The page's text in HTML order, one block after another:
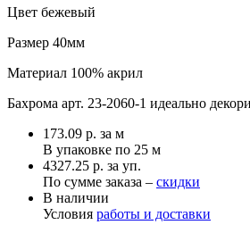
Цвет бежевый
Размер 40мм
Материал 100% акрил
Бахрома арт. 23-2060-1 идеально
173.09 р. за м
В упаковке по 25 м
4327.25 р. за уп.
По сумме заказа – скидки
В наличии
Условия работы и доставки